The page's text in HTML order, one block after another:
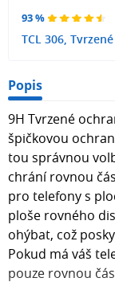
93 %
TCL 306,
Popis
9H Tvrzené
špičkovou
tou správnou
chrání rovnou
pro telefony s
ploše rovného
ohýbat, což
Pokud má váš
pouze rovnou